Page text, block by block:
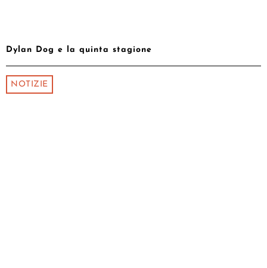
Dylan Dog e la quinta stagione
NOTIZIE